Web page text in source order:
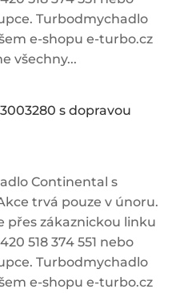
Turbodmychadlo
e-shopu e-turbo.cz
všechny...
s dopravou
Continental s
trvá pouze v únoru.
přes zákaznickou linku
518 374 551 nebo
Turbodmychadlo
e-shopu e-turbo.cz